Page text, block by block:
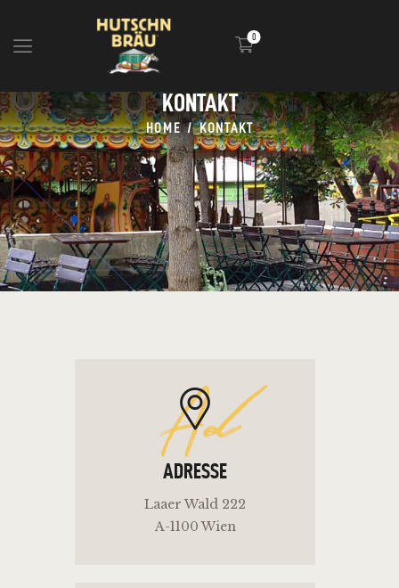
0
KONTAKT
HOME KONTAKT
HOME
BLOG
INFOS
EVENTS
SHOP
MEDIA
Ad
ADRESSE
Laaer Wald 222
A-1100 Wien